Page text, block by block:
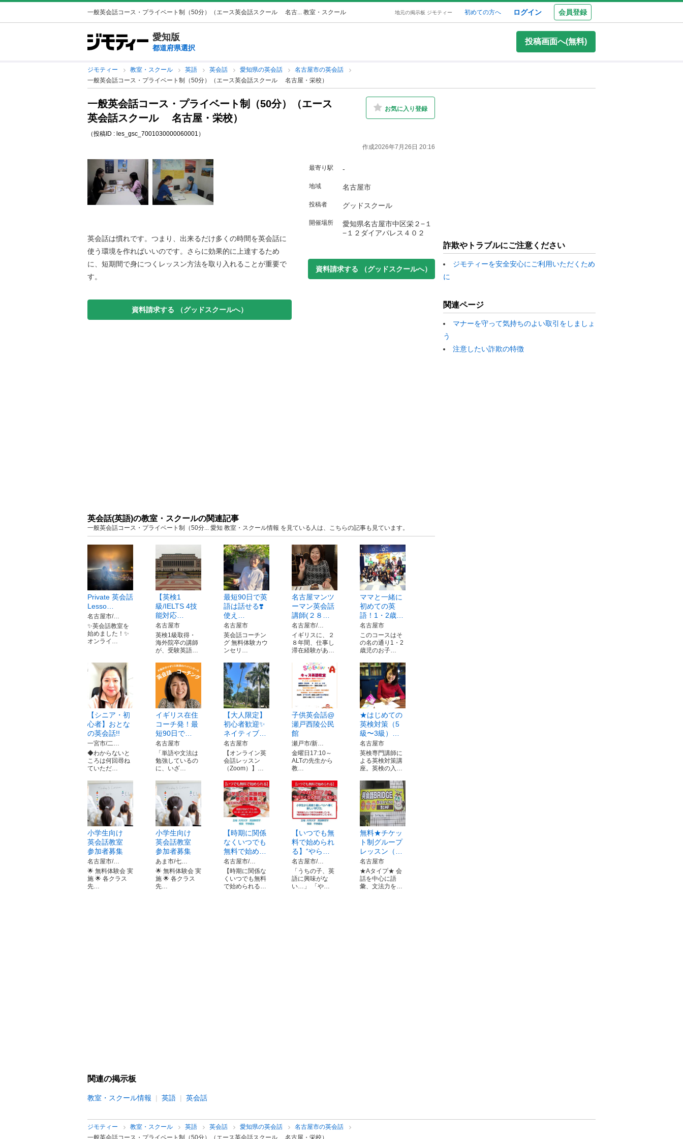
一般英会話コース・プライベート制（50分）（エース英会話スクール 名古... 教室・スクール 地元の掲示板 ジモティー 初めての方へ ログイン 会員登録
愛知版
都道府県選択
投稿画面へ(無料)
ジモティー 教室・スクール 英語 英会話 愛知県の英会話
名古屋市の英会話
一般英会話コース・プライベート制（50分）（エース英会話スクール 名古屋・栄校）
一般英会話コース・プライベート制（50分）（エース
英会話スクール 名古屋・栄校）
（投稿ID : les_gsc_7001030000060001）
お気に入り登録
作成2026年7月26日 20:16
英会話は慣れです。つまり、出来るだけ多くの時間を英会話に
使う環境を作ればいいのです。さらに効果的に上達するため
に、短期間で身につくレッスン方法を取り入れることが重要で
す。
資料請求する （グッドスクールへ）
最寄り駅 -
地域 名古屋市
投稿者 グッドスクール
開催場所
愛知県名古屋市中区栄２−１
−１２ダイアパレス４０２
資料請求する （グッドスクールへ）
英会話(英語)の教室・スクールの関連記事
一般英会話コース・プライベート制（50分... 愛知 教室・スクール情報 を見ている人は、こちらの記事も見ています。
Private 英会話
Lesso…
名古屋市/…
✨英会話教室を
始めました！✨
オンライ…
【英検1
級/IELTS 4技
能対応…
名古屋市
英検1級取得・
海外院卒の講師
が、受験英語…
最短90日で英
語は話せる❣️
使え…
名古屋市
英会話コーチン
グ 無料体験カウ
ンセリ…
名古屋マンツ
ーマン英会話
講師(２８…
名古屋市/…
イギリスに、２
８年間、仕事し
滞在経験があ…
ママと一緒に
初めての英
語！1・2歳…
名古屋市
このコースはそ
の名の通り1・2
歳児のお子…
【シニア・初
心者】おとな
の英会話!!
一宮市/二…
◆わからないと
ころは何回尋ね
ていただ…
イギリス在住
コーチ発！最
短90日で…
名古屋市
「単語や文法は
勉強しているの
に、いざ…
【大人限定】
初心者歓迎✨
ネイティブ…
名古屋市
【オンライン英
会話レッスン
（Zoom）】…
子供英会話@
瀬戸西陵公民
館
瀬戸市/新…
金曜日17:10～
ALTの先生から
教…
★はじめての
英検対策（5
級〜3級）…
名古屋市
英検専門講師に
よる英検対策講
座。英検の入…
小学生向け
英会話教室
参加者募集
名古屋市/…
🌟 無料体験会 実
施 🌟 各クラス
先…
小学生向け
英会話教室
参加者募集
あま市/七…
🌟 無料体験会 実
施 🌟 各クラス
先…
【時期に関係
なくいつでも
無料で始め…
名古屋市/…
【時期に関係な
くいつでも無料
で始められる…
【いつでも無
料で始められ
る】“やら…
名古屋市/…
「うちの子、英
語に興味がな
い…」 「や…
無料★チケッ
ト制グループ
レッスン（…
名古屋市
★Aタイプ★ 会
話を中心に語
彙、文法力を…
関連の掲示板
教室・スクール情報 英語 英会話
詐欺やトラブルにご注意ください
ジモティーを安全安心にご利用いただくため
に
関連ページ
マナーを守って気持ちのよい取引をしましょ
う
注意したい詐欺の特徴
ジモティー 教室・スクール 英語 英会話 愛知県の英会話
名古屋市の英会話
一般英会話コース・プライベート制（50分）（エース英会話スクール 名古屋・栄校）